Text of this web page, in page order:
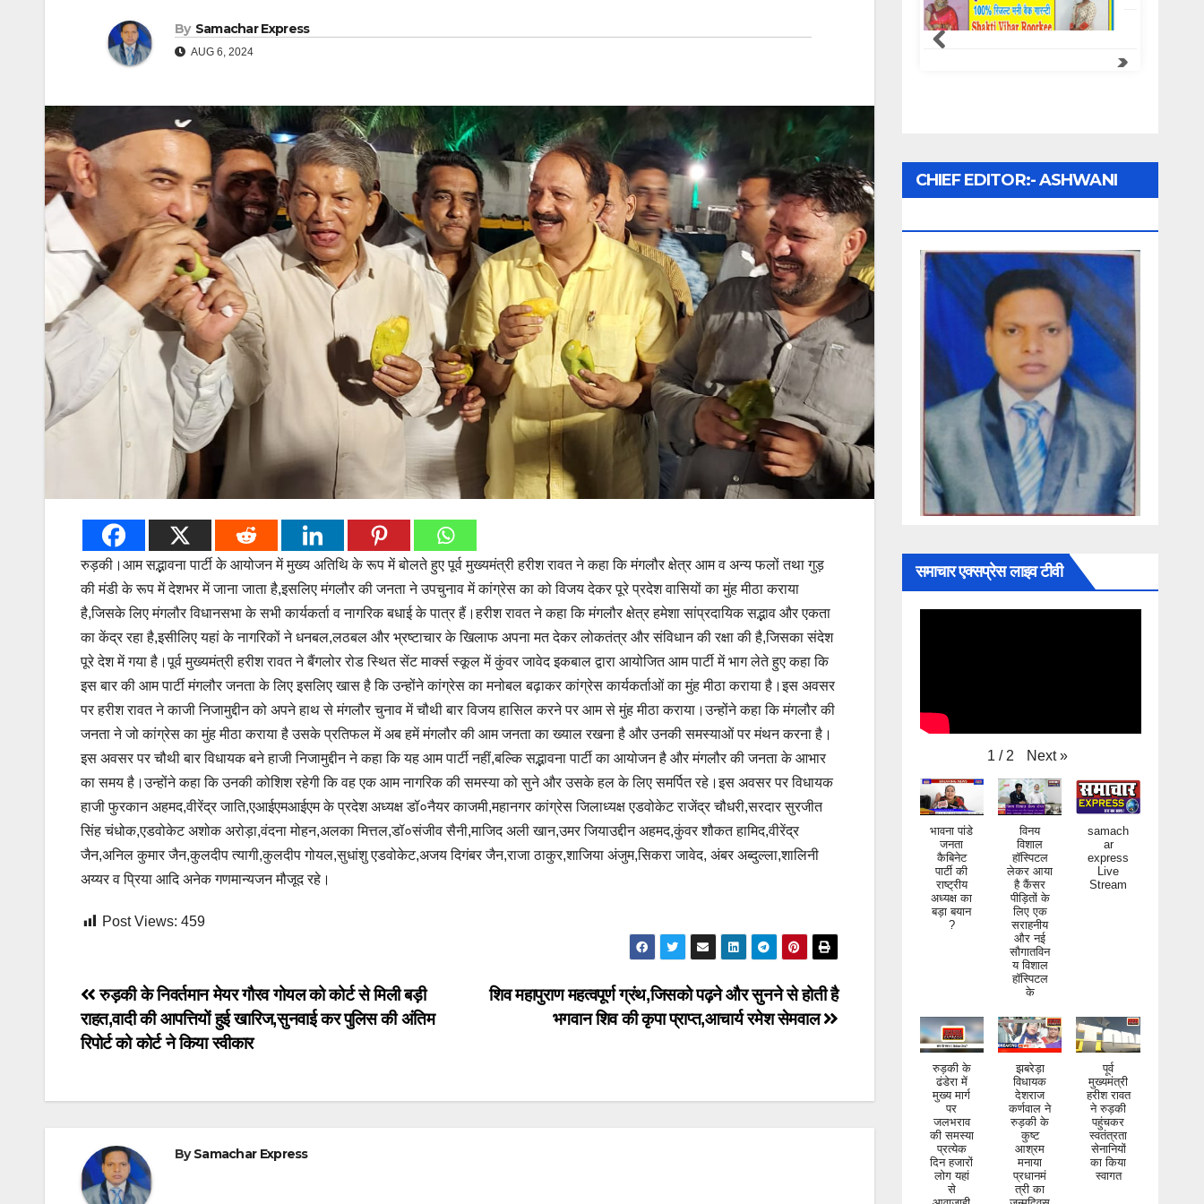
By Samachar Express
AUG 6, 2024
रुड़की।आम सद्भावना पार्टी के आयोजन में मुख्य अतिथि के रूप में बोलते हुए पूर्व मुख्यमंत्री हरीश रावत ने कहा कि मंगलौर क्षेत्र आम व अन्य फलों तथा गुड़
की मंडी के रूप में देशभर में जाना जाता है,इसलिए मंगलौर की जनता ने उपचुनाव में कांग्रेस का को विजय देकर पूरे प्रदेश वासियों का मुंह मीठा कराया
है,जिसके लिए मंगलौर विधानसभा के सभी कार्यकर्ता व नागरिक बधाई के पात्र हैं।हरीश रावत ने कहा कि मंगलौर क्षेत्र हमेशा सांप्रदायिक सद्भाव और एकता
का केंद्र रहा है,इसीलिए यहां के नागरिकों ने धनबल,लठबल और भ्रष्टाचार के खिलाफ अपना मत देकर लोकतंत्र और संविधान की रक्षा की है,जिसका संदेश
पूरे देश में गया है।पूर्व मुख्यमंत्री हरीश रावत ने बैंगलोर रोड स्थित सेंट मार्क्स स्कूल में कुंवर जावेद इकबाल द्वारा आयोजित आम पार्टी में भाग लेते हुए कहा कि
इस बार की आम पार्टी मंगलौर जनता के लिए इसलिए खास है कि उन्होंने कांग्रेस का मनोबल बढ़ाकर कांग्रेस कार्यकर्ताओं का मुंह मीठा कराया है।इस अवसर
पर हरीश रावत ने काजी निजामुद्दीन को अपने हाथ से मंगलौर चुनाव में चौथी बार विजय हासिल करने पर आम से मुंह मीठा कराया।उन्होंने कहा कि मंगलौर की
जनता ने जो कांग्रेस का मुंह मीठा कराया है उसके प्रतिफल में अब हमें मंगलौर की आम जनता का ख्याल रखना है और उनकी समस्याओं पर मंथन करना है।
इस अवसर पर चौथी बार विधायक बने हाजी निजामुद्दीन ने कहा कि यह आम पार्टी नहीं,बल्कि सद्भावना पार्टी का आयोजन है और मंगलौर की जनता के आभार
का समय है।उन्होंने कहा कि उनकी कोशिश रहेगी कि वह एक आम नागरिक की समस्या को सुने और उसके हल के लिए समर्पित रहे।इस अवसर पर विधायक
हाजी फुरकान अहमद,वीरेंद्र जाति,एआईएमआईएम के प्रदेश अध्यक्ष डॉ०नैयर काजमी,महानगर कांग्रेस जिलाध्यक्ष एडवोकेट राजेंद्र चौधरी,सरदार सुरजीत
सिंह चंधोक,एडवोकेट अशोक अरोड़ा,वंदना मोहन,अलका मित्तल,डॉ०संजीव सैनी,माजिद अली खान,उमर जियाउद्दीन अहमद,कुंवर शौकत हामिद,वीरेंद्र
जैन,अनिल कुमार जैन,कुलदीप त्यागी,कुलदीप गोयल,सुधांशु एडवोकेट,अजय दिगंबर जैन,राजा ठाकुर,शाजिया अंजुम,सिकरा जावेद, अंबर अब्दुल्ला,शालिनी
अय्यर व प्रिया आदि अनेक गणमान्यजन मौजूद रहे।
Post Views: 459
Post
navigation
शिव महापुराण महत्वपूर्ण ग्रंथ,जिसको पढ़ने और सुनने से होती है
भगवान शिव की कृपा प्राप्त,आचार्य रमेश सेमवाल
रुड़की के निवर्तमान मेयर गौरव गोयल को कोर्ट से मिली बड़ी
राहत,वादी की आपत्तियों हुई खारिज,सुनवाई कर पुलिस की अंतिम
रिपोर्ट को कोर्ट ने किया स्वीकार
BySamachar Express
CHIEF EDITOR:- ASHWANI
UPADHYAY
समाचार एक्सप्रेस लाइव टीवी
1 / 2 Next »
भावना पांडे
कैबिनेट
पार्टी की
राष्ट्रीय
अध्यक्ष का
बड़ा बयान
?
विनय
विशाल
हॉस्पिटल
लेकर आया
है कैंसर
पीड़ितों के
लिए एक
सराहनीय
और नई
सौगातविन
य विशाल
हॉस्पिटल
के
samach
express
Live
Stream
रुड़की के
ढंडेरा में
मुख्य मार्ग
पर
जलभराव
की समस्या
प्रत्येक
दिन हजारों
लोग यहां
से
आवाजाही
करते
झबरेड़ा
विधायक
देशराज
कर्णवाल ने
रुड़की के
कुष्ट
आश्रम
मनाया
प्रधानमं
त्री का
जन्मदिवस
पूर्व
मुख्यमंत्री
हरीश रावत
ने रुड़की
पहुंचकर
स्वतंत्रता
सेनानियों
का किया
स्वागत